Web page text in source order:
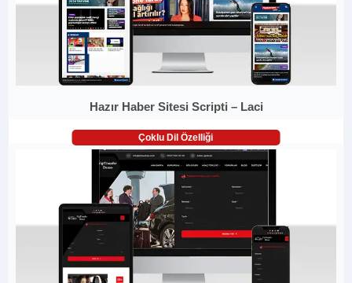
Hazır Haber Sitesi Scripti – Laci
Çoklu Dil Özelliği